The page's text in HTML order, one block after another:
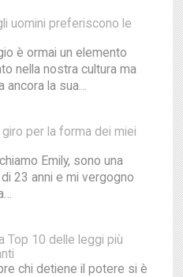
uomini preferiscono le
è ormai un elemento
nella nostra cultura ma
ancora la sua…
giro per la forma dei miei
Emily, sono una
23 anni e mi vergogno
Top 10 delle leggi più
chi detiene il potere si è